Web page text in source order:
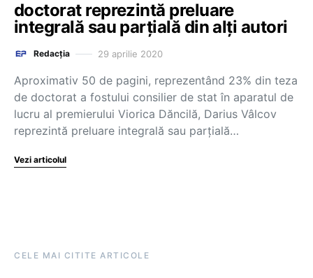
doctorat reprezintă preluare
integrală sau parţială din alţi autori
Redacția 29 aprilie 2020
Aproximativ 50 de pagini, reprezentând 23% din teza
de doctorat a fostului consilier de stat în aparatul de
lucru al premierului Viorica Dăncilă, Darius Vâlcov
reprezintă preluare integrală sau parţială…
Vezi articolul
CELE MAI CITITE ARTICOLE